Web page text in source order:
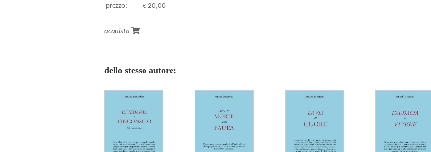
prezzo:
€ 20,00
acquista
dello stesso autore: